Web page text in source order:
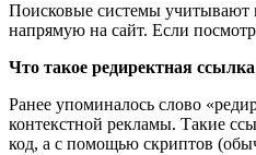
Поисковые системы учитывают
напрямую на сайт. Если
Что такое редиректная ссылка
Ранее упоминалось слово
контекстной рекламы. Такие
код, а с помощью скриптов